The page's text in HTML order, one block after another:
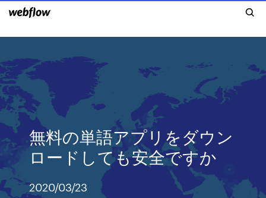
無料の単語アプリをダウン
ロードしても安全ですか
2020/03/23